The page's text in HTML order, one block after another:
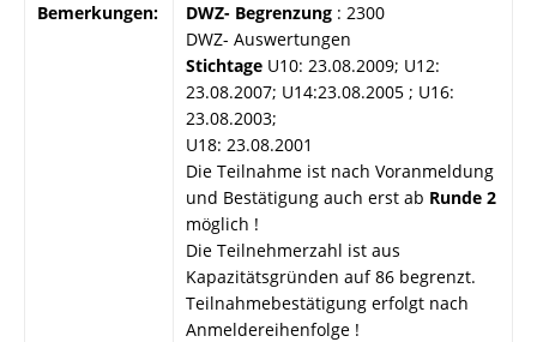
Bemerkungen:
DWZ- Begrenzung : 2300
DWZ- Auswertungen
Stichtage U10: 23.08.2009; U12:
23.08.2007; U14:23.08.2005 ; U16:
23.08.2003;
U18: 23.08.2001
Die Teilnahme ist nach Voranmeldung
und Bestätigung auch erst ab Runde 2
möglich !
Die Teilnehmerzahl ist aus
Kapazitätsgründen auf 86 begrenzt.
Teilnahmebestätigung erfolgt nach
Anmeldereihenfolge !